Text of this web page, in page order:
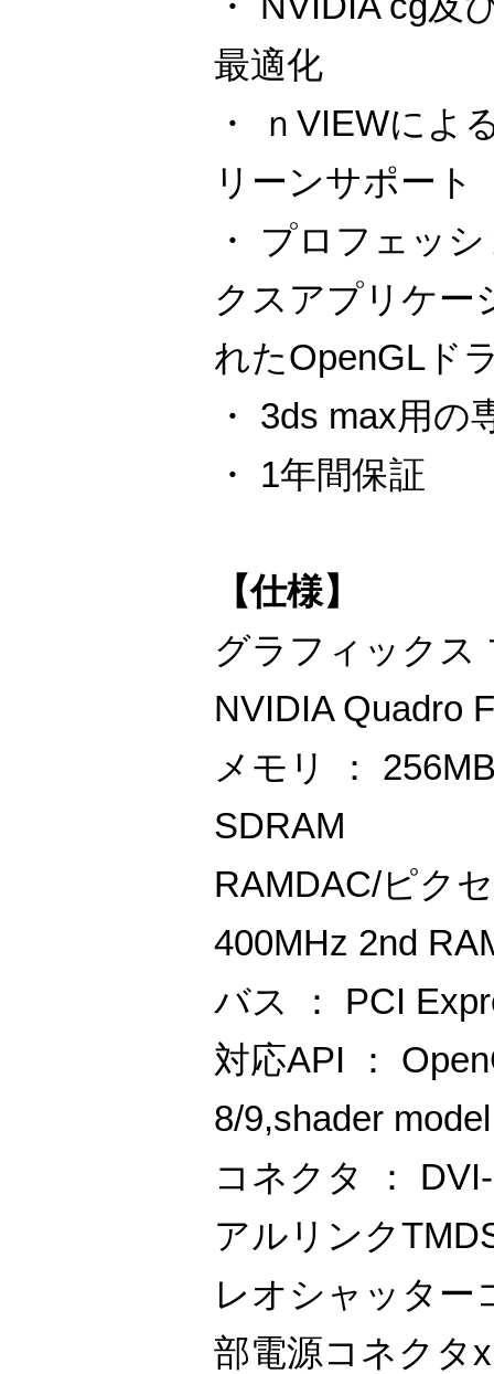
最適化
・ ｎVIEWによ
リーンサポート
・ プロフェッ
クスアプリケー
れたOpenGLド
・ 3ds max用の
・ 1年間保証
【仕様】
グラフィックス
NVIDIA Quadro
メモリ ：
SDRAM
RAMDAC/ピク
400MHz 2nd
バス ： PCI
対応API ：
8/9,shader
コネクタ ：
アルリンク
レオシャッター
部電源コネクタ